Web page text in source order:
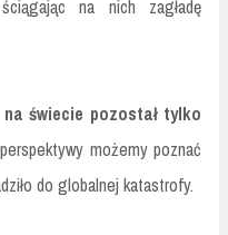
ściągając na nich zagładę
na świecie pozostał tylko
możemy poznać
do globalnej katastrofy.